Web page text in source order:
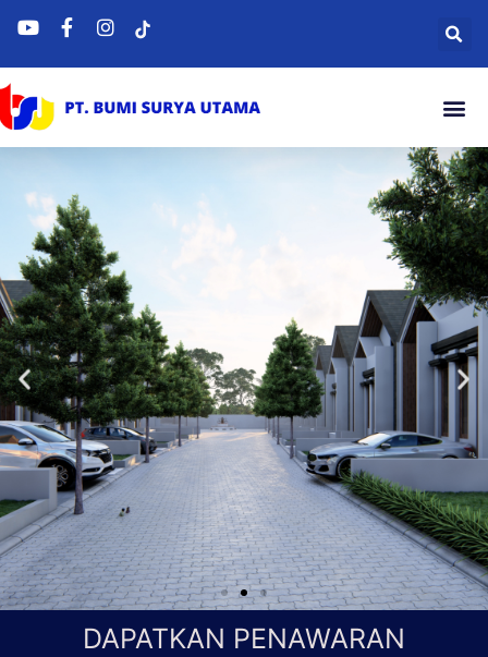
DAPATKAN PENAWARAN